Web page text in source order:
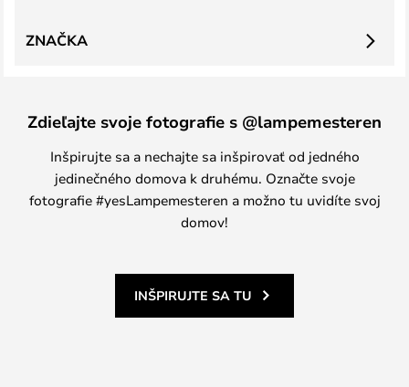
ZNAČKA
Zdieľajte svoje fotografie s @lampemesteren
Inšpirujte sa a nechajte sa inšpirovať od jedného
jedinečného domova k druhému. Označte svoje
fotografie #yesLampemesteren a možno tu uvidíte svoj
domov!
INŠPIRUJTE SA TU